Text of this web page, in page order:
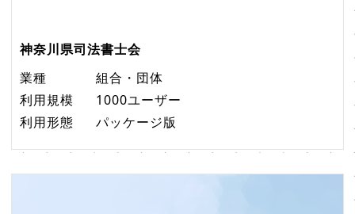
神奈川県司法書士会
業種
組合・団体
利用規模
1000ユーザー
利用形態
パッケージ版